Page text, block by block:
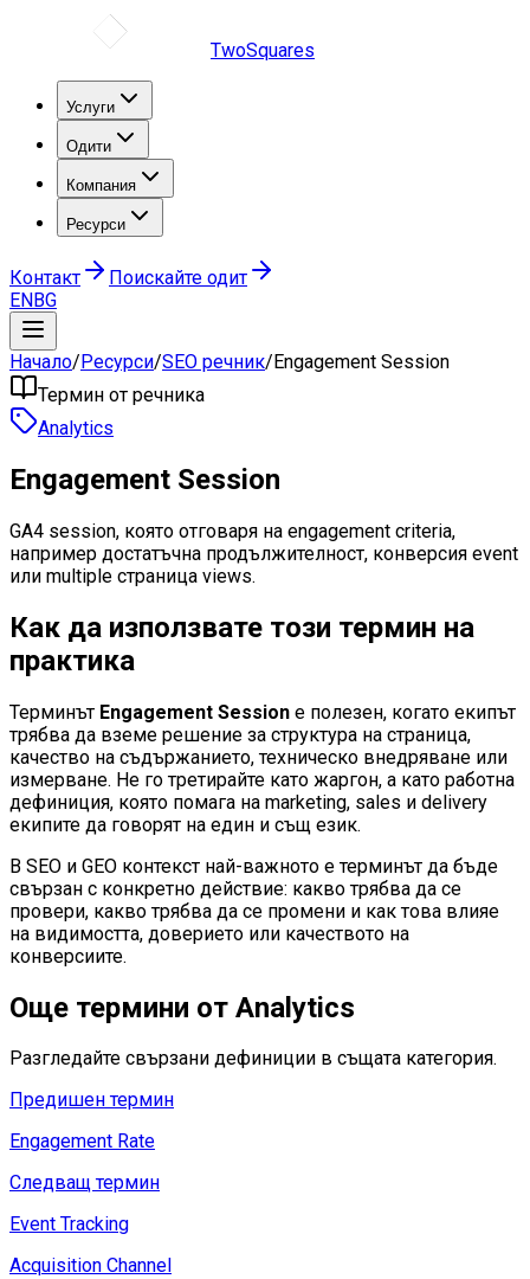
TwoSquares
Услуги
Одити
Компания
Ресурси
Контакт
Поискайте одит
ENBG
Начало/Ресурси/SEO речник/Engagement Session
Термин от речника
Analytics
Engagement Session
GA4 session, която отговаря на engagement criteria,
например достатъчна продължителност, конверсия event
или multiple страница views.
Как да използвате този термин на
практика
Терминът Engagement Session е полезен, когато екипът
трябва да вземе решение за структура на страница,
качество на съдържанието, техническо внедряване или
измерване. Не го третирайте като жаргон, а като работна
дефиниция, която помага на marketing, sales и delivery
екипите да говорят на един и същ език.
В SEO и GEO контекст най-важното е терминът да бъде
свързан с конкретно действие: какво трябва да се
провери, какво трябва да се промени и как това влияе
на видимостта, доверието или качеството на
конверсиите.
Още термини от Analytics
Разгледайте свързани дефиниции в същата категория.
Предишен термин
Engagement Rate
Следващ термин
Event Tracking
Acquisition Channel